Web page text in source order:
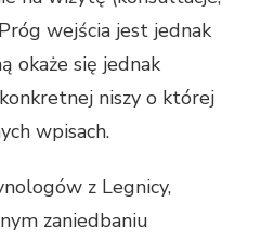
wejścia jest jednak
okaże się jednak
niszy o której
wpisach.
z Legnicy,
zaniedbaniu